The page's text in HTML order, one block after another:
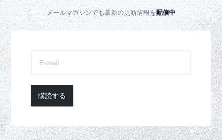
メールマガジンでも最新の更新情報を配信中
購読する